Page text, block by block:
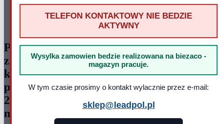
TELEFON KONTAKTOWY NIE BEDZIE
AKTYWNY
Wysylka zamowien bedzie realizowana na biezaco -
magazyn pracuje.
W tym czasie prosimy o kontakt wylacznie przez e-mail:
sklep@leadpol.pl
Godziny działania sklepuGodziny
pracy: pn - pt 8:00 - 16:00
Płyty GK RTG
z ołowiem -
kompletny
przewodnik
2025 [ceny +
montaż]